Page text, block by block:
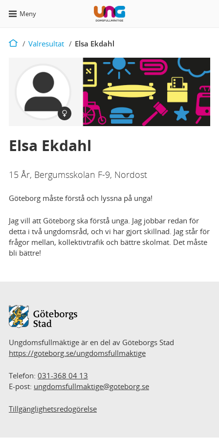
Meny
StartStart
/ Valresultat / Elsa Ekdahl
Kvinna
Elsa Ekdahl
15 År, Bergumsskolan F-9, Nordost
Göteborg måste förstå och lyssna på unga!
Jag vill att Göteborg ska förstå unga. Jag jobbar redan för
detta i två ungdomsråd, och vi har gjort skillnad. Jag står för
frågor mellan, kollektivtrafik och bättre skolmat. Det måste
bli bättre!
Ungdomsfullmäktige är en del av Göteborgs Stad
https://goteborg.se/ungdomsfullmaktige
Telefon: 031-368 04 13
E-post: ungdomsfullmaktige@goteborg.se
Tillgänglighetsredogörelse
Valresultat